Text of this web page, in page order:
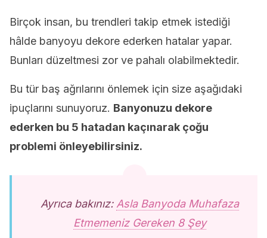
Birçok insan, bu trendleri takip etmek istediği
hâlde banyoyu dekore ederken hatalar yapar.
Bunları düzeltmesi zor ve pahalı olabilmektedir.
Bu tür baş ağrılarını önlemek için size aşağıdaki
ipuçlarını sunuyoruz. Banyonuzu dekore
ederken bu 5 hatadan kaçınarak çoğu
problemi önleyebilirsiniz.
Ayrıca bakınız: Asla Banyoda Muhafaza
Etmemeniz Gereken 8 Şey